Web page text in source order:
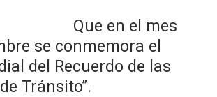
en el mes
se conmemora el
del Recuerdo de las
Tránsito”.